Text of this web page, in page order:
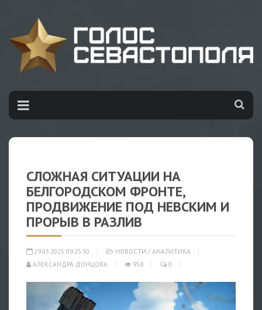
СЛОЖНАЯ СИТУАЦИИ НА
БЕЛГОРОДСКОМ ФРОНТЕ,
ПРОДВИЖЕНИЕ ПОД НЕВСКИМ И
ПРОРЫВ В РАЗЛИВ
29.03.2025 09:25:30 НОВОСТИ / АНАЛИТИКА
АЛЕКСАНДРА ДОНЦОВА
958 0